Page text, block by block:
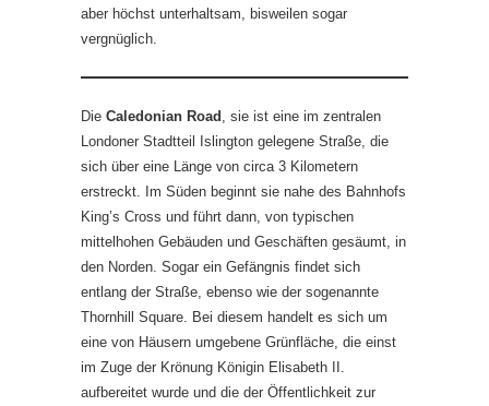
aber höchst unterhaltsam, bisweilen sogar
vergnüglich.
Die Caledonian Road
, sie ist eine im zentralen
Londoner Stadtteil Islington gelegene Straße, die
sich über eine Länge von circa 3 Kilometern
erstreckt. Im Süden beginnt sie nahe des Bahnhofs
King’s Cross und führt dann, von typischen
mittelhohen Gebäuden und Geschäften gesäumt, in
den Norden. Sogar ein Gefängnis findet sich
entlang der Straße, ebenso wie der sogenannte
Thornhill Square. Bei diesem handelt es sich um
eine von Häusern umgebene Grünfläche, die einst
im Zuge der Krönung Königin Elisabeth II.
aufbereitet wurde und die der Öffentlichkeit zur